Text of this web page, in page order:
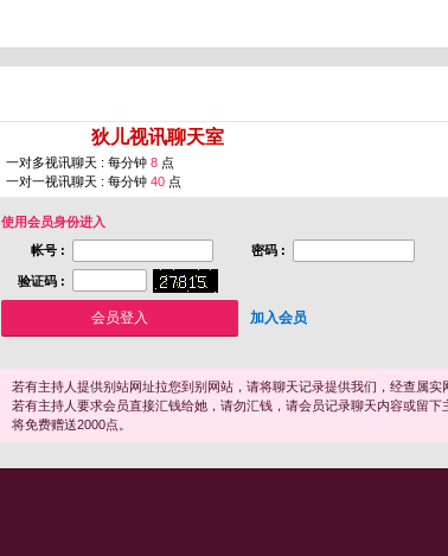
狄儿视讯聊天室
一对多视讯聊天 : 每分钟 8 点
一对一视讯聊天 : 每分钟 40 点
使用会员身份进入
帐号 :
密码 :
验证码 :
加入会员
若有主持人提供别站网址拉您到别网站，请将聊天记录提供我们，经查属实
若有主持人要求会员直接汇钱给她，请勿汇钱，请会员记录聊天内容或留
将免费赠送2000点。